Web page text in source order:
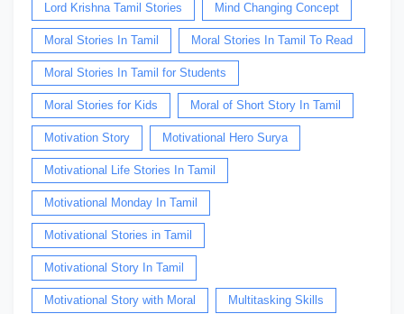
Lord Krishna Tamil Stories Mind Changing Concept
Moral Stories In Tamil Moral Stories In Tamil To Read
Moral Stories In Tamil for Students
Moral Stories for Kids Moral of Short Story In Tamil
Motivation Story Motivational Hero Surya
Motivational Life Stories In Tamil
Motivational Monday In Tamil
Motivational Stories in Tamil
Motivational Story In Tamil
Motivational Story with Moral Multitasking Skills